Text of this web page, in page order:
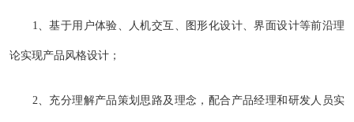
1、基于用户体验、人机交互、图形化设计、界面设计等前沿理
论实现产品风格设计；
2、充分理解产品策划思路及理念，配合产品经理和研发人员实